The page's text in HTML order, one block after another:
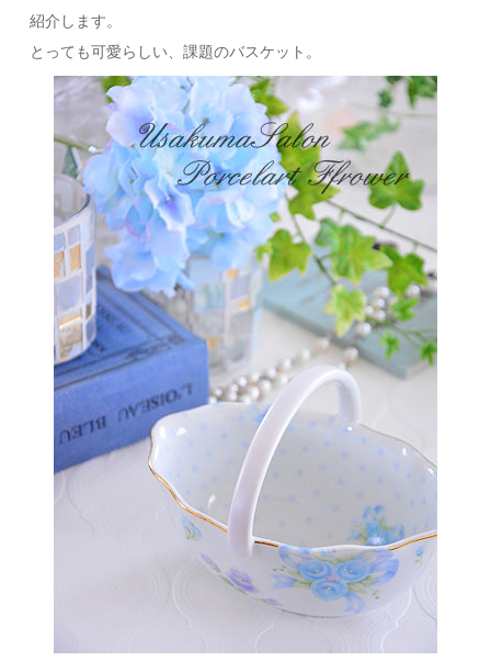
紹介します。
とっても可愛らしい、課題のバスケット。